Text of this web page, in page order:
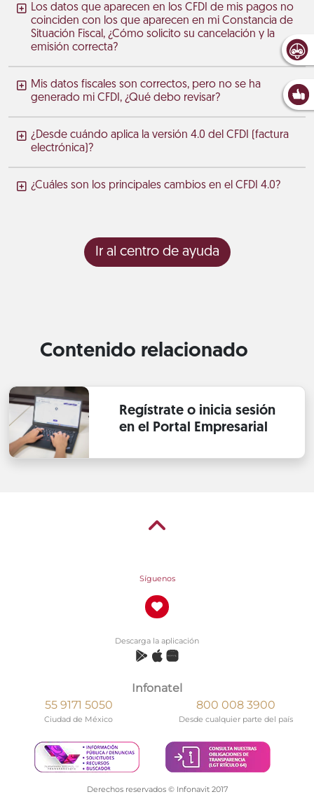
Los datos que aparecen en los CFDI de mis pagos no
coinciden con los que aparecen en mi Constancia de
Situación Fiscal, ¿Cómo solicito su cancelación y la
emisión correcta?
Mis datos fiscales son correctos, pero no se ha
generado mi CFDI, ¿Qué debo revisar?
¿Desde cuándo aplica la versión 4.0 del CFDI (factura
electrónica)?
¿Cuáles son los principales cambios en el CFDI 4.0?
Ir al centro de ayuda
Contenido relacionado
Regístrate o inicia sesión
en el Portal Empresarial
Síguenos
Descarga la aplicación
Infonatel
55 9171 5050
Ciudad de México
800 008 3900
Desde cualquier parte del país
Derechos reservados © Infonavit 2017